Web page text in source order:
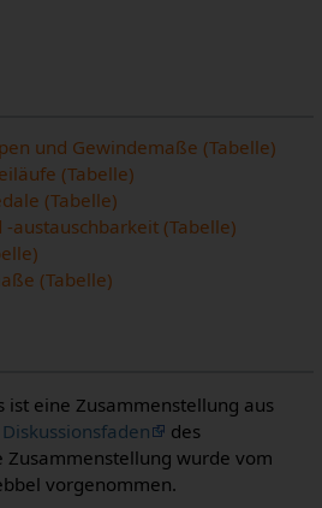
und Gewindemaße (Tabelle)
(Tabelle)
(Tabelle)
austauschbarkeit (Tabelle)
(Tabelle)
ist eine Zusammenstellung aus
Diskussionsfaden
des
Zusammenstellung wurde vom
vorgenommen.